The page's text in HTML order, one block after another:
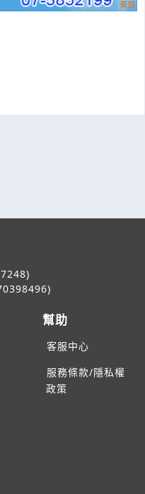
幫助
客服中心
服務條款/隱私權
政策